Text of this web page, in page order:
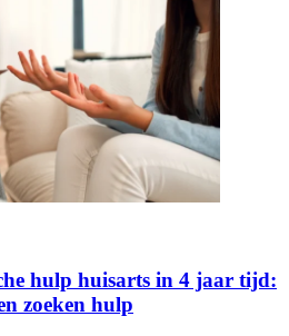
hulp huisarts in 4 jaar tijd:
zoeken hulp